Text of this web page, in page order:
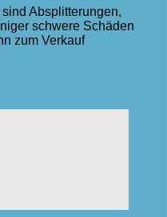
Absplitterungen,
schwere Schäden
zum Verkauf